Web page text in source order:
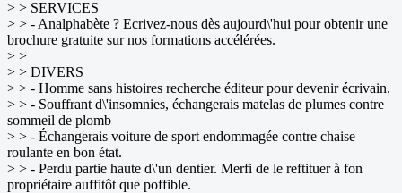
> > SERVICES
> > - Analphabète ? Ecrivez-nous dès aujourd\'hui pour obtenir une
brochure gratuite sur nos formations accélérées.
> >
> > DIVERS
> > - Homme sans histoires recherche éditeur pour devenir écrivain.
> > - Souffrant d\'insomnies, échangerais matelas de plumes contre
sommeil de plomb
> > - Échangerais voiture de sport endommagée contre chaise
roulante en bon état.
> > - Perdu partie haute d\'un dentier. Merfi de le reftituer à fon
propriétaire auffitôt que poffible.